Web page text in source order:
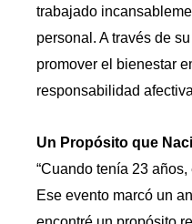
trabajado
personal. A través de
promover el bienestar
responsabilidad
Un Propósito que
“Cuando tenía 23
Ese evento marcó un